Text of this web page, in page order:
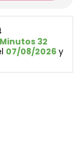
Minutos 32
07/08/2026 y